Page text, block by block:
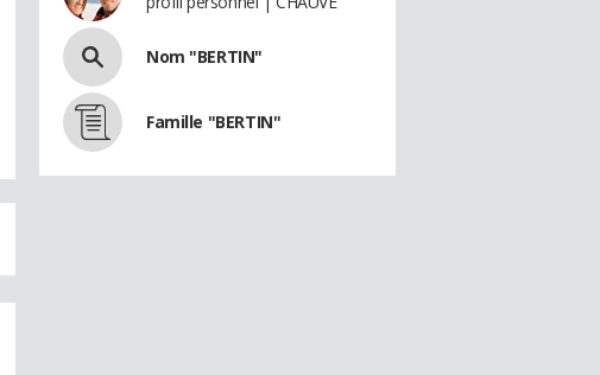
Nom "BERTIN"
Famille "BERTIN"